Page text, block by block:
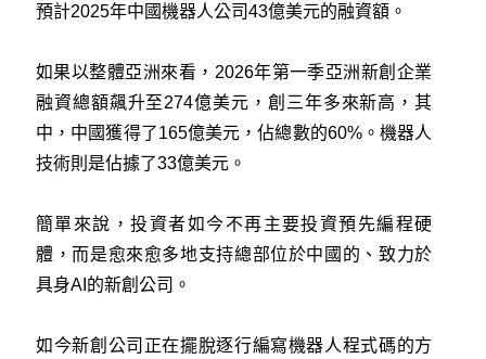
預計2025年中國機器人公司43億美元的融資額。
如果以整體亞洲來看，2026年第一季亞洲新創企業
融資總額飆升至274億美元，創三年多來新高，其
中，中國獲得了165億美元，佔總數的60%。機器人
技術則是佔據了33億美元。
簡單來說，投資者如今不再主要投資預先編程硬
體，而是愈來愈多地支持總部位於中國的、致力於
具身AI的新創公司。
如今新創公司正在擺脫逐行編寫機器人程式碼的方